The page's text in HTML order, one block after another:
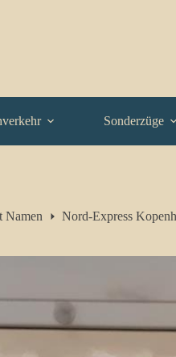
Sonderzüge
Namen Nord-Express